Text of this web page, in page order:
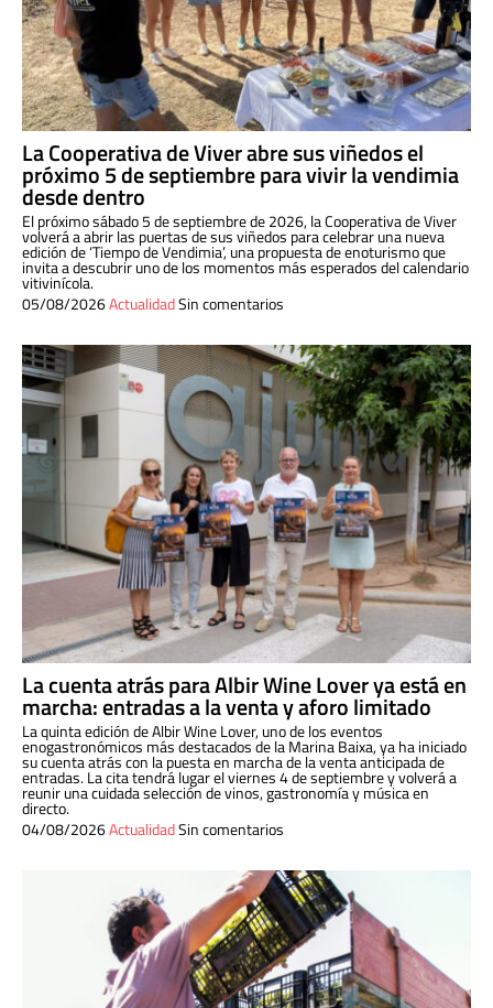
La Cooperativa de Viver abre sus viñedos el
próximo 5 de septiembre para vivir la vendimia
desde dentro
El próximo sábado 5 de septiembre de 2026, la Cooperativa de Viver
volverá a abrir las puertas de sus viñedos para celebrar una nueva
edición de ‘Tiempo de Vendimia’, una propuesta de enoturismo que
invita a descubrir uno de los momentos más esperados del calendario
vitivinícola.
05/08/2026ActualidadSin comentarios
La cuenta atrás para Albir Wine Lover ya está en
marcha: entradas a la venta y aforo limitado
La quinta edición de Albir Wine Lover, uno de los eventos
enogastronómicos más destacados de la Marina Baixa, ya ha iniciado
su cuenta atrás con la puesta en marcha de la venta anticipada de
entradas. La cita tendrá lugar el viernes 4 de septiembre y volverá a
reunir una cuidada selección de vinos, gastronomía y música en
directo.
04/08/2026ActualidadSin comentarios